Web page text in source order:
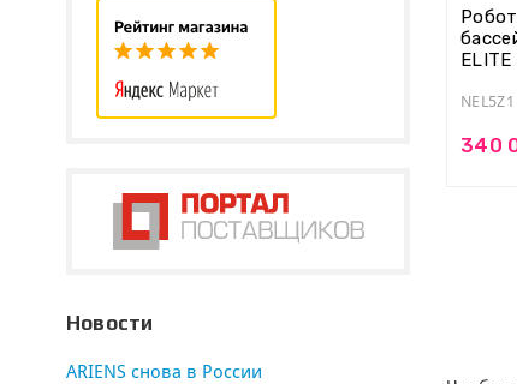
NEL5Z1
340
Новости
ARIENS cнова в России